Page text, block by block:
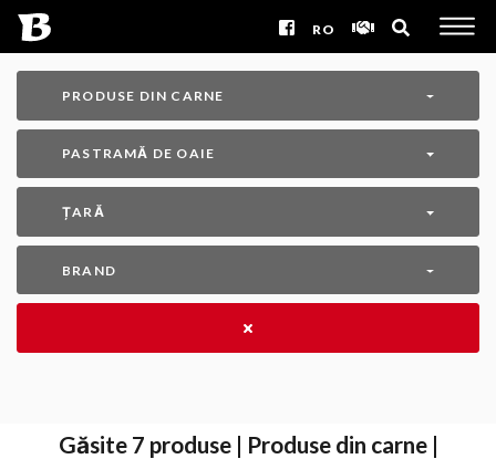
RO
PRODUSE DIN CARNE
PASTRAMĂ DE OAIE
ȚARĂ
BRAND
Găsite 7 produse | Produse din carne |